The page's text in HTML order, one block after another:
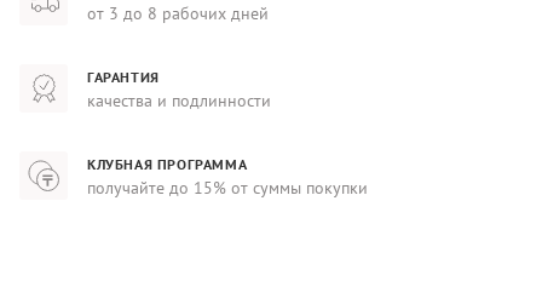
от 3 до 8 рабочих дней
ГАРАНТИЯ
качества и подлинности
КЛУБНАЯ ПРОГРАММА
получайте до 15% от суммы покупки